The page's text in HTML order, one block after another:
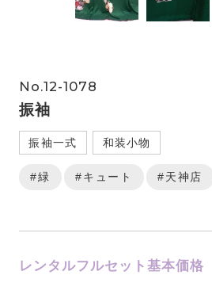
No.12-1078
振袖
振袖一式 和装小物
#緑 #キュート #天神店
レンタルフルセット基本価格